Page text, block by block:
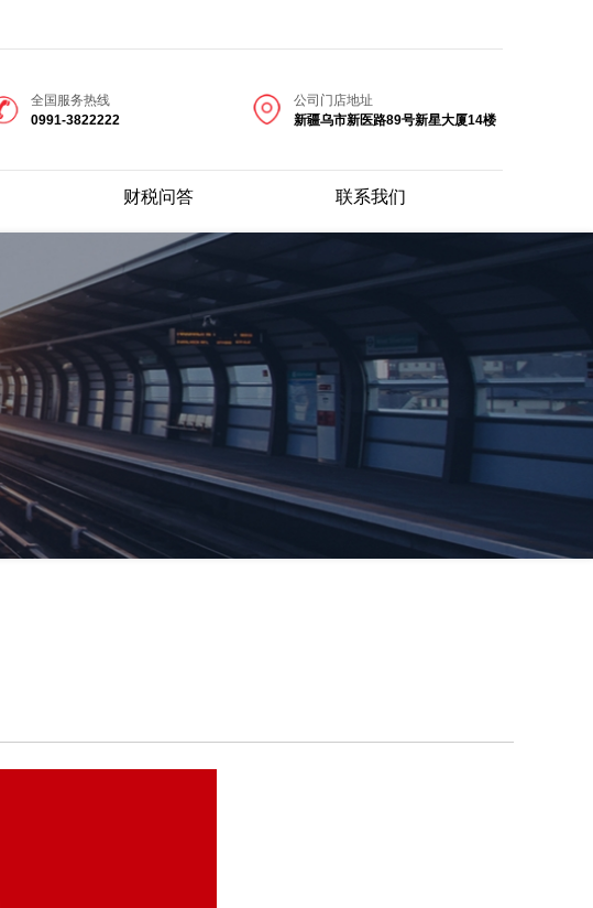
全国服务热线
0991-3822222
公司门店地址
新疆乌市新医路89号新星大厦14楼
财税问答 联系我们